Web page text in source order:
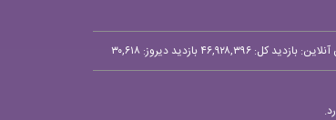
آنلاین: بازدید کل: ۴۶,۹۲۸,۳۹۶
بازدید دیروز: ۳۰,۶۱۸